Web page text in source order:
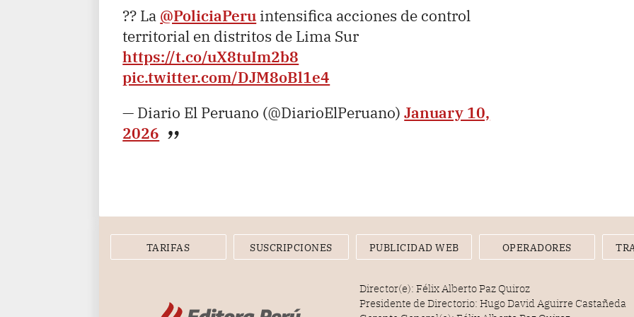
?? La @PoliciaPeru intensifica acciones de control
territorial en distritos de Lima Sur
https://t.co/uX8tuIm2b8
pic.twitter.com/DJM8oBl1e4
— Diario El Peruano (@DiarioElPeruano)January 10,
2026
TARIFAS SUSCRIPCIONES PUBLICIDAD WEB OPERADORES
Director(e): Félix Alberto Paz Quiroz
Presidente de Directorio: Hugo David Aguirre Castañeda